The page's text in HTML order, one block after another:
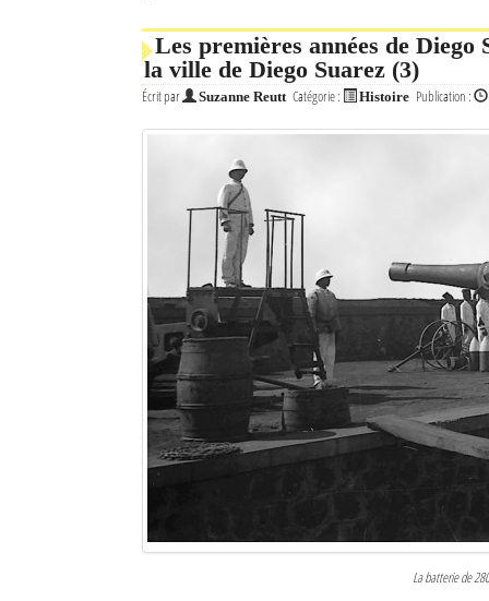
Le Nord de Madagascar
L'actualité du tourisme
Sites touristiques
Diego Suarez Pratique
Les premières années de Diego
la ville de Diego Suarez (3)
Écrit par Suzanne Reutt Catégorie : Histoire Publication :
La batterie de